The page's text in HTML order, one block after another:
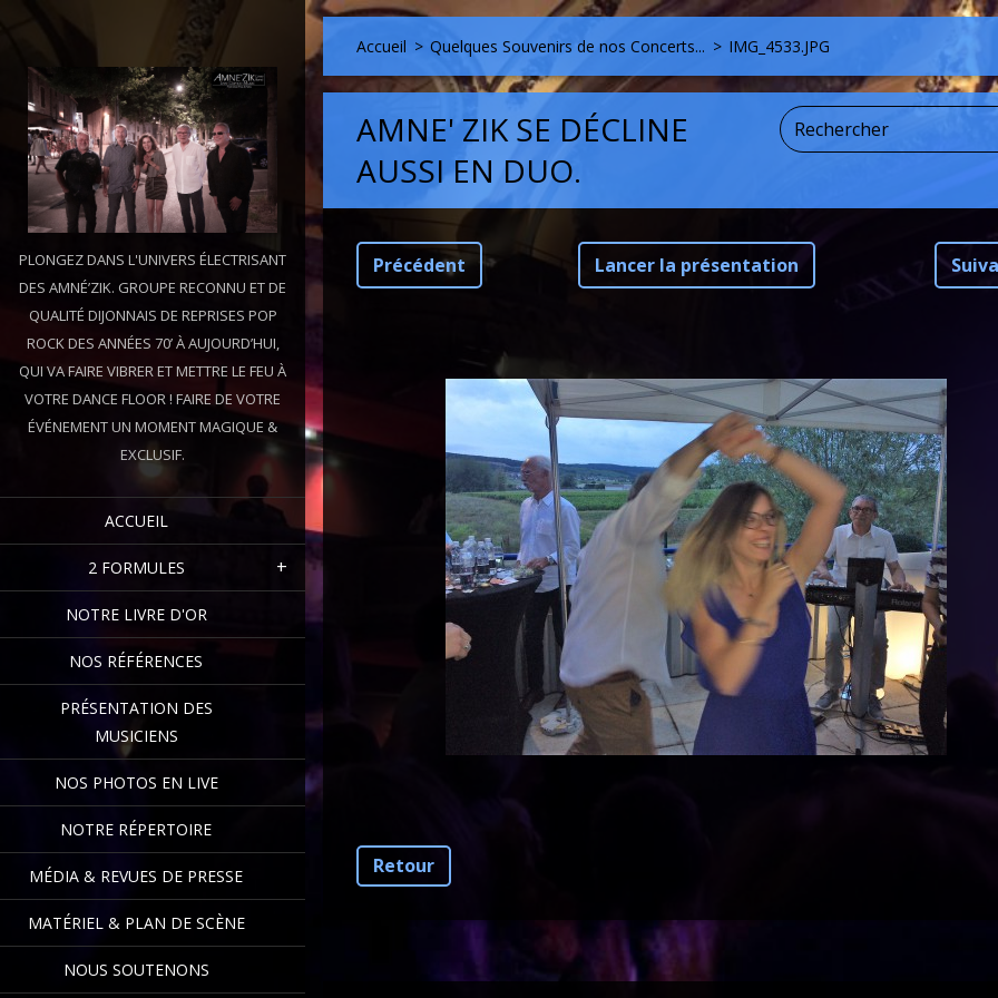
PLONGEZ DANS L'UNIVERS ÉLECTRISANT
DES AMNÉ’ZIK. GROUPE RECONNU ET DE
QUALITÉ DIJONNAIS DE REPRISES POP
ROCK DES ANNÉES 70’ À AUJOURD’HUI,
QUI VA FAIRE VIBRER ET METTRE LE FEU À
VOTRE DANCE FLOOR ! FAIRE DE VOTRE
ÉVÉNEMENT UN MOMENT MAGIQUE &
EXCLUSIF.
ACCUEIL
2 FORMULES
NOTRE LIVRE D'OR
NOS RÉFÉRENCES
PRÉSENTATION DES
MUSICIENS
NOS PHOTOS EN LIVE
NOTRE RÉPERTOIRE
MÉDIA & REVUES DE PRESSE
MATÉRIEL & PLAN DE SCÈNE
NOUS SOUTENONS
Accueil > Quelques Souvenirs de nos Concerts... > IMG_4533.JPG
AMNE' ZIK SE DÉCLINE
AUSSI EN DUO.
Précédent Lancer la présentation
Retour